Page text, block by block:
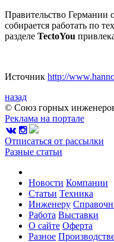
Правительство Германии
собирается работать по
разделе TectoYou
Источник http://
назад
© Союз горных
Реклама на портале
Отписаться от рассылки
Разные статьи
Новости Компании
Статьи Техника
Инженеру
Работа Выставки
О сайте Оферта
Разное